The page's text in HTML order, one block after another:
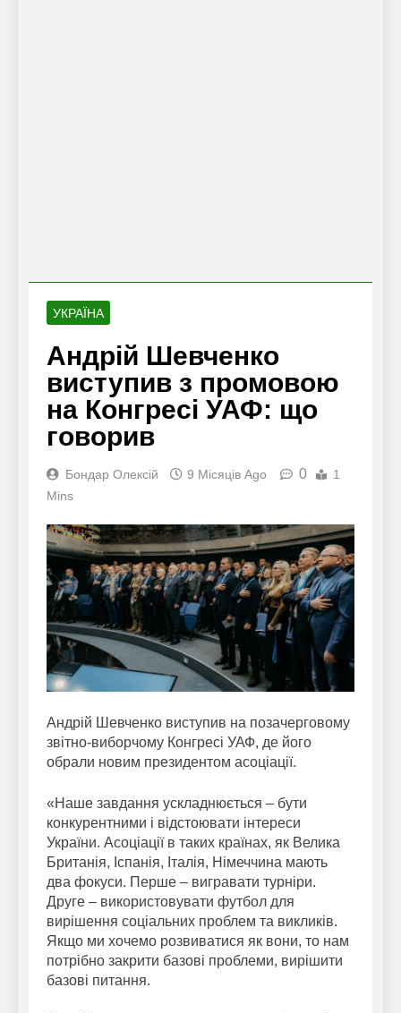
УКРАЇНА
Андрій Шевченко
виступив з промовою
на Конгресі УАФ: що
говорив
Бондар Олексій 9 Місяців Ago 0
1
Mins
Андрій Шевченко виступив на позачерговому
звітно-виборчому Конгресі УАФ, де його
обрали новим президентом асоціації.
«Наше завдання ускладнюється – бути
конкурентними і відстоювати інтереси
України. Асоціації в таких країнах, як Велика
Британія, Іспанія, Італія, Німеччина мають
два фокуси. Перше – вигравати турніри.
Друге – використовувати футбол для
вирішення соціальних проблем та викликів.
Якщо ми хочемо розвиватися як вони, то нам
потрібно закрити базові проблеми, вирішити
базові питання.